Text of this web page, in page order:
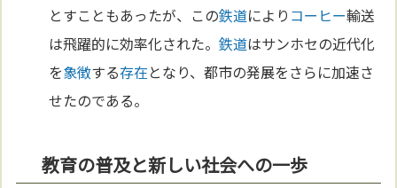
とすこともあったが、この鉄道により コーヒー輸送
は飛躍的に効率化された。鉄道はサンホセの近代化
を象徴する存在となり、都市の発展をさらに加速さ
せたのである。
教育の普及と新しい社会への一歩